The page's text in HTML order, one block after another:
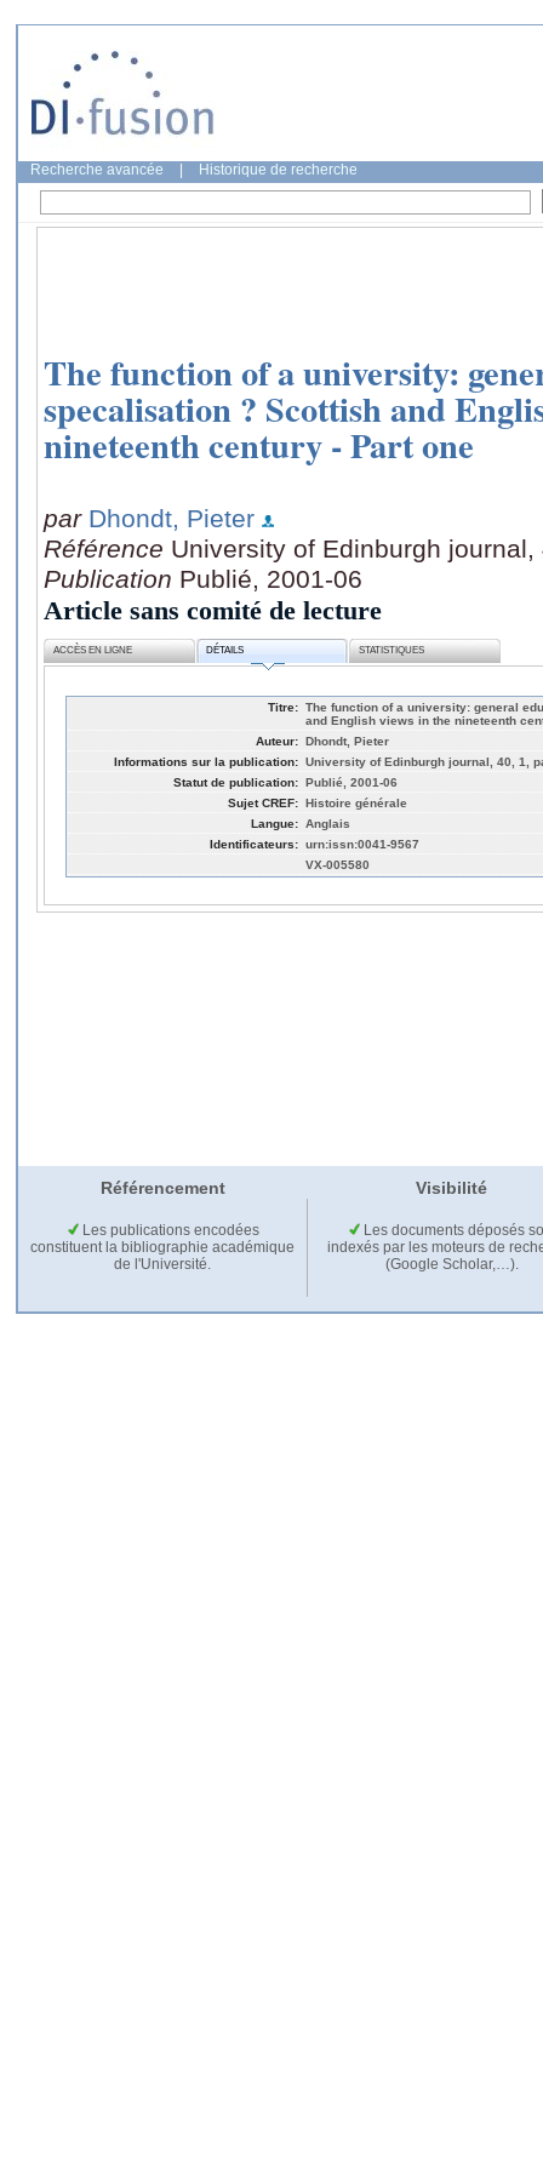
Recherche avancée Historique de recherche
The function of a university:
specalisation ? Scottish and
nineteenth century - Part one
par Dhondt, Pieter
Référence University of Edinburgh
Publication Publié, 2001-06
Article sans comité de lecture
ACCÈS EN LIGNE DÉTAILS STATISTIQUES
Titre: The function of a university: general
and English views in the nineteenth
Auteur: Dhondt, Pieter
Informations sur la publication: University of Edinburgh journal, 40, 1,
Statut de publication: Publié, 2001-06
Sujet CREF: Histoire générale
Langue: Anglais
Identificateurs: urn:issn:0041-9567
VX-005580
Référencement Visibilité
Les publications encodées
constituent la bibliographie académique
de l'Université.
Les documents déposés
indexés par les moteurs de
(Google Scholar,…).